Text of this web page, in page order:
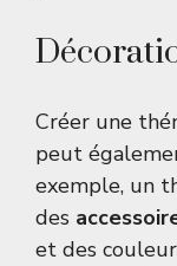
Créer une
peut
exemple, un
des
et des